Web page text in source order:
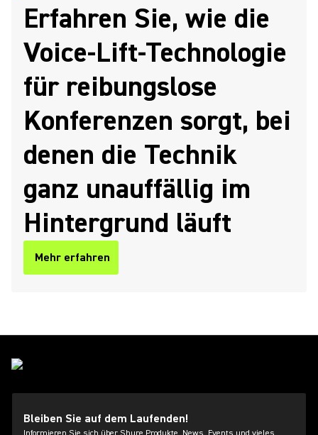
Erfahren Sie, wie die
Voice-Lift-Technologie
für reibungslose
Konferenzen sorgt, bei
denen die Technik
ganz unauffällig im
Hintergrund läuft
Mehr erfahren
Bleiben Sie auf dem Laufenden!